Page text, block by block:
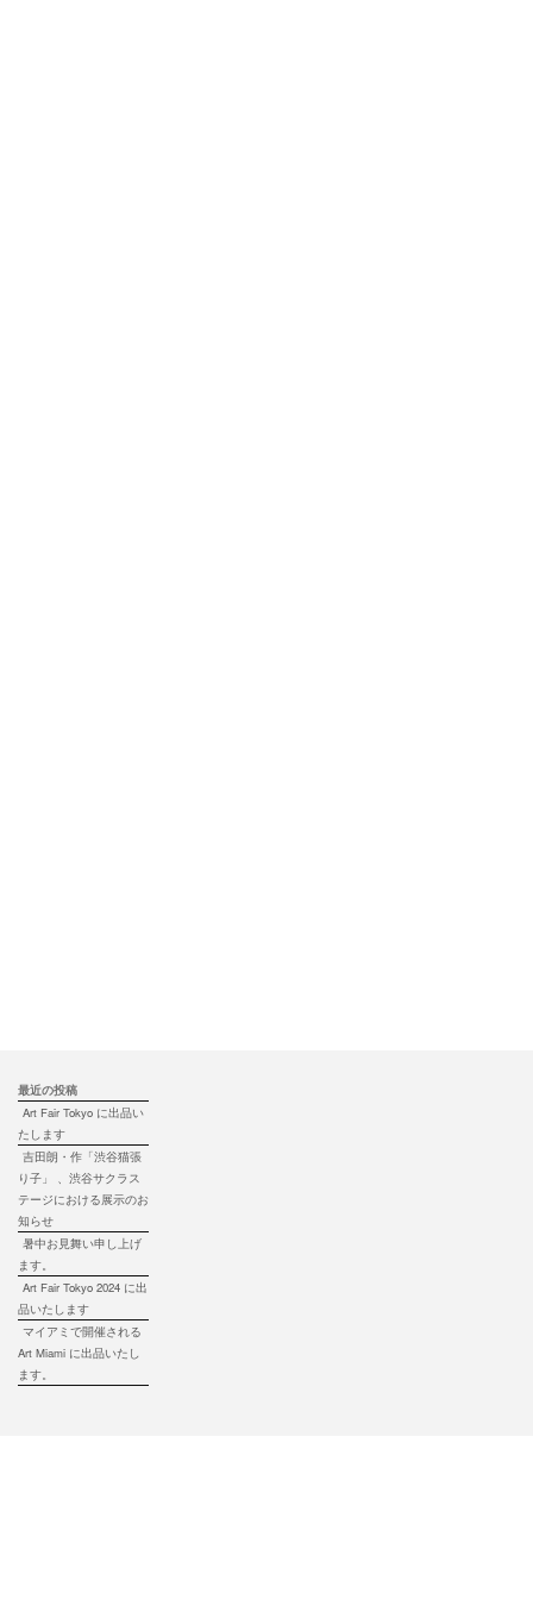
最近の投稿
Art Fair Tokyo に出品い
たします
吉田朗・作「渋谷猫張
り子」 、渋谷サクラス
テージにおける展示のお
知らせ
暑中お見舞い申し上げ
ます。
Art Fair Tokyo 2024 に出
品いたします
マイアミで開催される
Art Miami に出品いたし
ます。